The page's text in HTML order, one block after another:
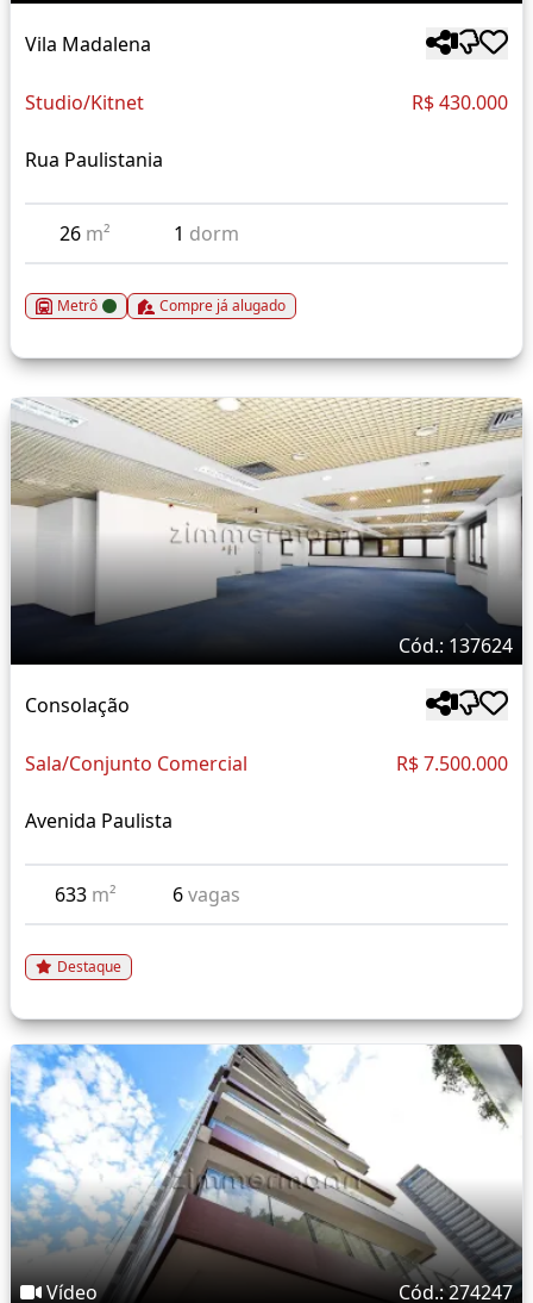
Vila Madalena
Studio/Kitnet R$ 430.000
Rua Paulistania
26 m² 1 dorm
Metrô Compre já alugado
Cód.: 137624
Consolação
Sala/Conjunto Comercial R$ 7.500.000
Avenida Paulista
633 m² 6vagas
Destaque
Vídeo Cód.: 274247